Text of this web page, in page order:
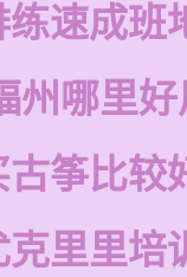
速成班
州哪里
筝比较
里里培